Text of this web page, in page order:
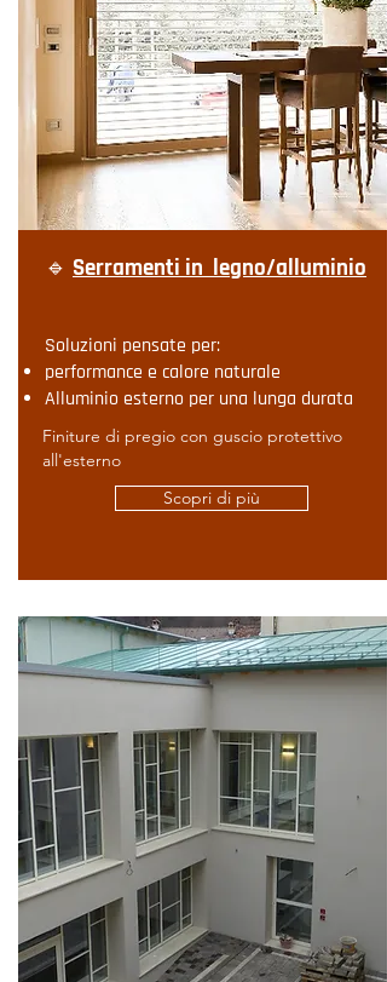
🔹 Serramenti in legno/alluminio
Soluzioni pensate per:
performance e calore naturale
Alluminio esterno per una lunga durata
Finiture di pregio con guscio protettivo
all'esterno
Scopri di più